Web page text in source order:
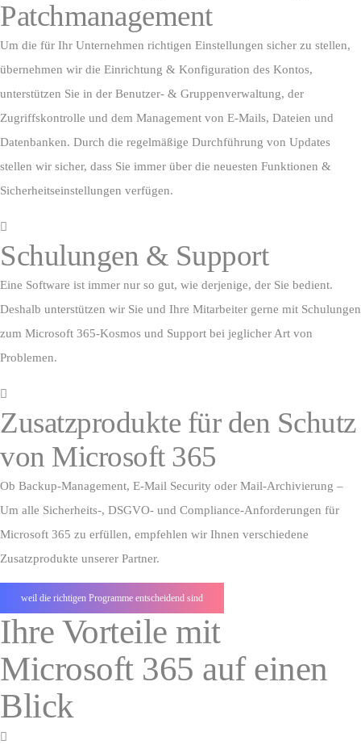
Patchmanagement
Um die für Ihr Unternehmen richtigen Einstellungen sicher zu stellen,
übernehmen wir die Einrichtung & Konfiguration des Kontos,
unterstützen Sie in der Benutzer- & Gruppenverwaltung, der
Zugriffskontrolle und dem Management von E-Mails, Dateien und
Datenbanken. Durch die regelmäßige Durchführung von Updates
stellen wir sicher, dass Sie immer über die neuesten Funktionen &
Sicherheitseinstellungen verfügen.
Schulungen & Support
Eine Software ist immer nur so gut, wie derjenige, der Sie bedient.
Deshalb unterstützen wir Sie und Ihre Mitarbeiter gerne mit Schulungen
zum Microsoft 365-Kosmos und Support bei jeglicher Art von
Problemen.
Zusatzprodukte für den Schutz
von Microsoft 365
Ob Backup-Management, E-Mail Security oder Mail-Archivierung –
Um alle Sicherheits-, DSGVO- und Compliance-Anforderungen für
Microsoft 365 zu erfüllen, empfehlen wir Ihnen verschiedene
Zusatzprodukte unserer Partner.
weil die richtigen Programme entscheidend sind
Ihre Vorteile mit
Microsoft 365 auf einen
Blick